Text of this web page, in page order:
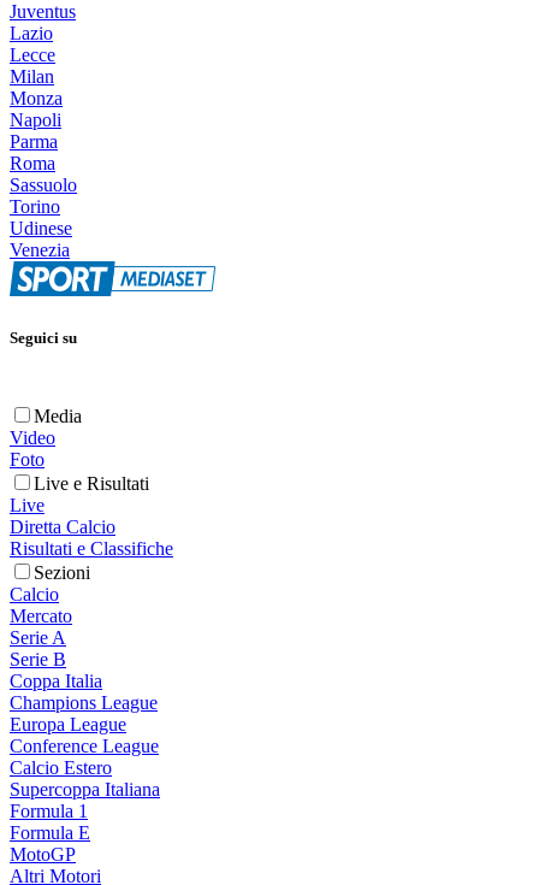
Juventus
Lazio
Lecce
Milan
Monza
Napoli
Parma
Roma
Sassuolo
Torino
Udinese
Venezia
Seguici su
Media
Video
Foto
Live e Risultati
Live
Diretta Calcio
Risultati e Classifiche
Sezioni
Calcio
Mercato
Serie A
Serie B
Coppa Italia
Champions League
Europa League
Conference League
Calcio Estero
Supercoppa Italiana
Formula 1
Formula E
MotoGP
Altri Motori